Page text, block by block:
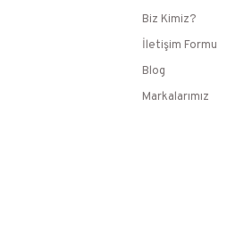
Biz Kimiz?
İletişim Formu
Blog
Markalarımız